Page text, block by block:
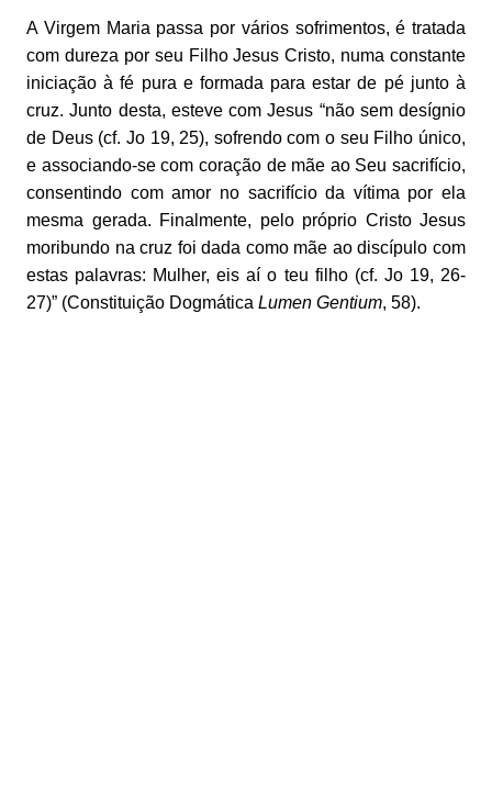
A Virgem Maria passa por vários sofrimentos, é tratada
com dureza por seu Filho Jesus Cristo, numa constante
iniciação à fé pura e formada para estar de pé junto à
cruz. Junto desta, esteve com Jesus “não sem desígnio
de Deus (cf. Jo 19, 25), sofrendo com o seu Filho único,
e associando-se com coração de mãe ao Seu sacrifício,
consentindo com amor no sacrifício da vítima por ela
mesma gerada. Finalmente, pelo próprio Cristo Jesus
moribundo na cruz foi dada como mãe ao discípulo com
estas palavras: Mulher, eis aí o teu filho (cf. Jo 19, 26-
27)” (Constituição Dogmática Lumen Gentium, 58).